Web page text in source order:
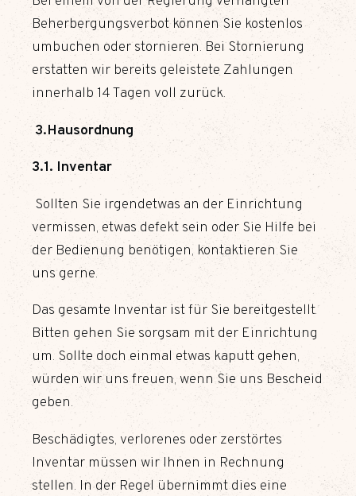
Beherbergungsverbot können Sie kostenlos
umbuchen oder stornieren. Bei Stornierung
erstatten wir bereits geleistete Zahlungen
innerhalb 14 Tagen voll zurück.
3.Hausordnung
3.1. Inventar
Sollten Sie irgendetwas an der Einrichtung
vermissen, etwas defekt sein oder Sie Hilfe bei
der Bedienung benötigen, kontaktieren Sie
uns gerne.
Das gesamte Inventar ist für Sie bereitgestellt.
Bitten gehen Sie sorgsam mit der Einrichtung
um. Sollte doch einmal etwas kaputt gehen,
würden wir uns freuen, wenn Sie uns Bescheid
geben.
Beschädigtes, verlorenes oder zerstörtes
Inventar müssen wir Ihnen in Rechnung
stellen. In der Regel übernimmt dies eine